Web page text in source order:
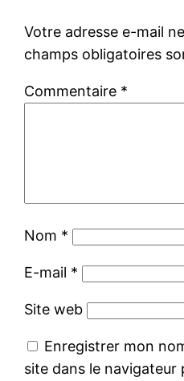
Votre adresse e-mail
champs obligatoires
Commentaire *
Nom *
E-mail *
Site web
Enregistrer mon
site dans le